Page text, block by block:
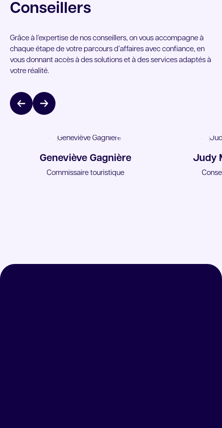
Conseillers
Grâce à l’expertise de nos conseillers, on vous accompagne à
chaque étape de votre parcours d’affaires avec confiance, en
vous donnant accès à des solutions et à des services adaptés à
votre réalité.
Geneviève Gagnière
Commissaire touristique
Judy